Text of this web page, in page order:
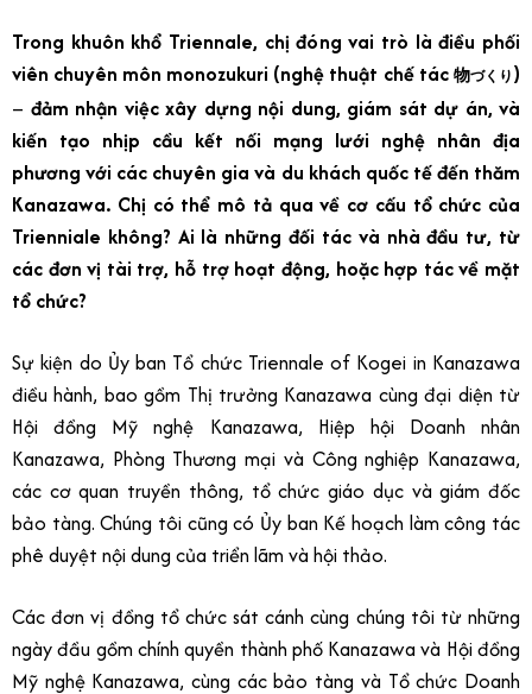
Trong khuôn khổ Triennale, chị đóng vai trò là điều phối
viên chuyên môn monozukuri (nghệ thuật chế tác 物づくり)
– đảm nhận việc xây dựng nội dung, giám sát dự án, và
kiến tạo nhịp cầu kết nối mạng lưới nghệ nhân địa
phương với các chuyên gia và du khách quốc tế đến thăm
Kanazawa. Chị có thể mô tả qua về cơ cấu tổ chức của
Trienniale không? Ai là những đối tác và nhà đầu tư, từ
các đơn vị tài trợ, hỗ trợ hoạt động, hoặc hợp tác về mặt
tổ chức?
Sự kiện do Ủy ban Tổ chức Triennale of Kogei in Kanazawa
điều hành, bao gồm Thị trưởng Kanazawa cùng đại diện từ
Hội đồng Mỹ nghệ Kanazawa, Hiệp hội Doanh nhân
Kanazawa, Phòng Thương mại và Công nghiệp Kanazawa,
các cơ quan truyền thông, tổ chức giáo dục và giám đốc
bảo tàng. Chúng tôi cũng có Ủy ban Kế hoạch làm công tác
phê duyệt nội dung của triển lãm và hội thảo.
Các đơn vị đồng tổ chức sát cánh cùng chúng tôi từ những
ngày đầu gồm chính quyền thành phố Kanazawa và Hội đồng
Mỹ nghệ Kanazawa, cùng các bảo tàng và Tổ chức Doanh